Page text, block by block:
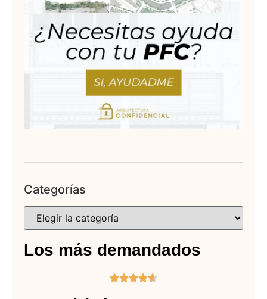
Categorías
Los más demandados
